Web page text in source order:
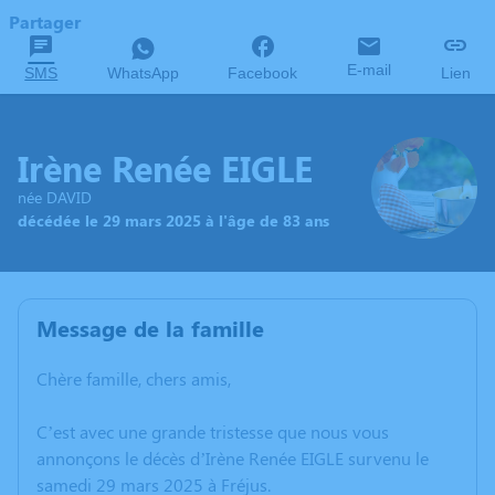
Partager
SMS WhatsApp Facebook E-mail Lien
Irène Renée EIGLE
née DAVID
décédée le 29 mars 2025 à l'âge de 83 ans
Message de la famille
Chère famille, chers amis,
C’est avec une grande tristesse que nous vous
annonçons le décès d’Irène Renée EIGLE survenu le
samedi 29 mars 2025 à Fréjus.